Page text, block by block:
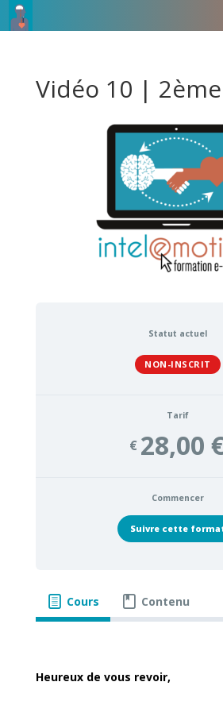
Vidéo 10 |
Statut actuel
NON-INSCRIT
Tarif
€ 28,00
Commencer
Suivre cette
Cours Contenu
Heureux de vous revoir,